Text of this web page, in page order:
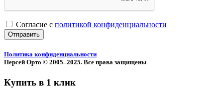
Согласие с политикой конфиденциальности
Отправить
Политика конфиденциальности
Персей Орто © 2005–2025. Все права защищены
Купить в 1 клик